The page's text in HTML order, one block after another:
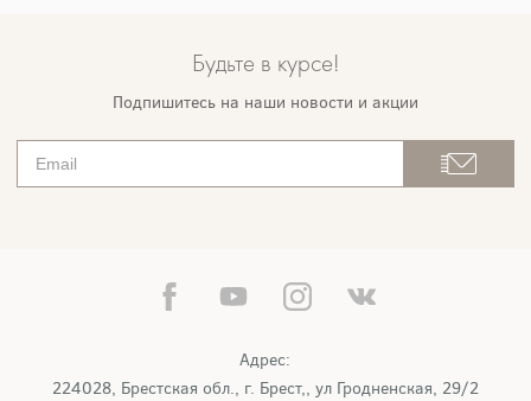
Будьте в курсе!
Подпишитесь на наши новости и акции
Адрес:
224028, Брестская обл., г. Брест,, ул Гродненская, 29/2